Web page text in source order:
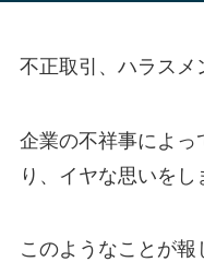
不正取引、ハラスメ
企業の不祥事によ
り、イヤな思いをし
このようなことが報